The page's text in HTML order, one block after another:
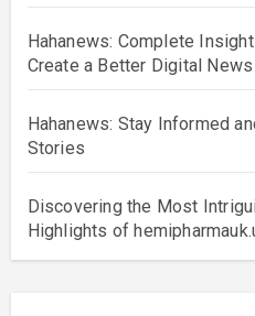
Hahanews: Complete
Create a Better Digital
Hahanews: Stay Informed
Stories
Discovering the Most
Highlights of